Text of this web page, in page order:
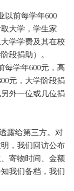
以前每学年600
大学， 学生家
学学费及其在校
段捐助）。
每学年600元，高
元，大学阶段捐
外一位或几位捐
露给第三方。对
，我们回访公布
寄物时间、金额
我们备档，我们